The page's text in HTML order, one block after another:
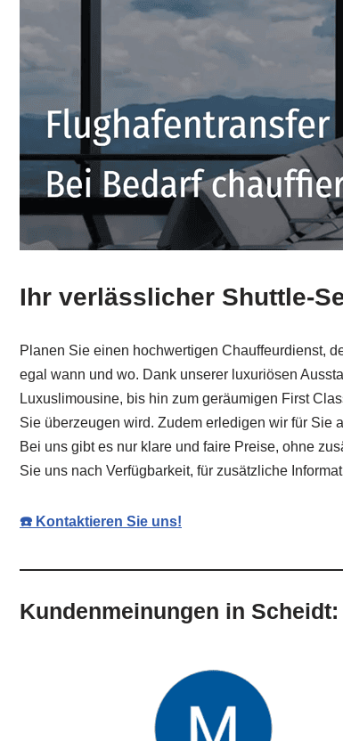
Ihr verlässlicher Shuttle-
Planen Sie einen hochwertigen Chauffeurdienst,
egal wann und wo. Dank unserer luxuriösen
Luxuslimousine, bis hin zum geräumigen First
Sie überzeugen wird. Zudem erledigen wir für Sie
Bei uns gibt es nur klare und faire Preise, ohne
Sie uns nach Verfügbarkeit, für zusätzliche
☎️ Kontaktieren Sie uns!
Kundenmeinungen in Scheidt: